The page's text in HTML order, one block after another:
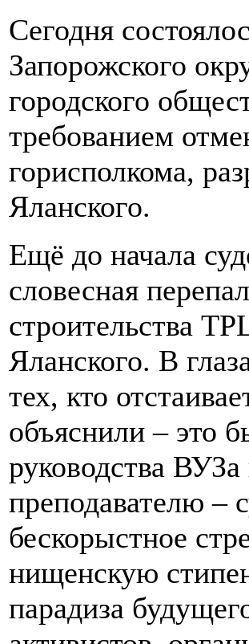
Сегодня
Запорожского
городского
требованием
горисполкома,
Яланского.
Ещё до начала
словесная
строительства
Яланского. В
тех, кто
объяснили – это
руководства
преподавателю –
бескорыстное
нищенскую
парадиза